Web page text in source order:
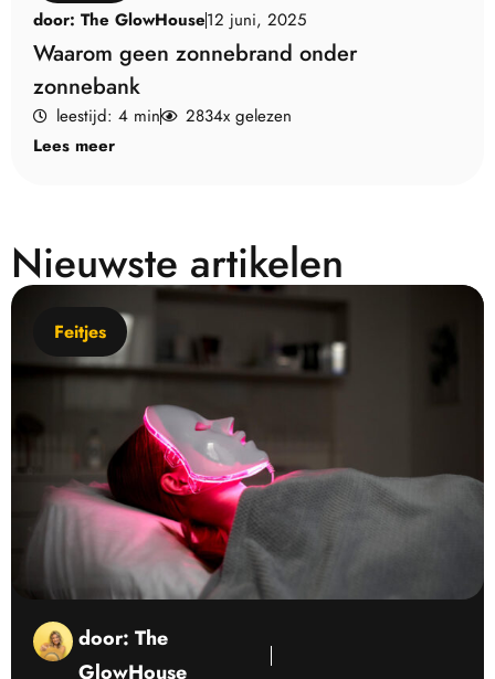
door: The GlowHouse12 juni, 2025
Waarom geen zonnebrand onder
zonnebank
leestijd: 4 min
2834x gelezen
Lees meer
Nieuwste artikelen
Feitjes
door: The
GlowHouse